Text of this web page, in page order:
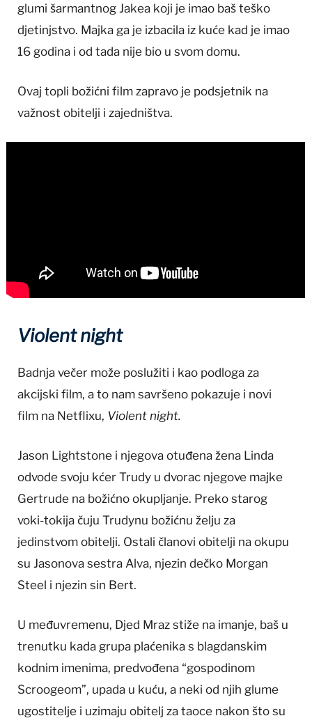
glumi šarmantnog Jakea koji je imao baš teško
djetinjstvo. Majka ga je izbacila iz kuće kad je imao
16 godina i od tada nije bio u svom domu.
Ovaj topli božićni film zapravo je podsjetnik na
važnost obitelji i zajedništva.
Violent night
Badnja večer može poslužiti i kao podloga za
akcijski film, a to nam savršeno pokazuje i novi
film na Netflixu, Violent night.
Jason Lightstone i njegova otuđena žena Linda
odvode svoju kćer Trudy u dvorac njegove majke
Gertrude na božićno okupljanje. Preko starog
voki-tokija čuju Trudynu božićnu želju za
jedinstvom obitelji. Ostali članovi obitelji na okupu
su Jasonova sestra Alva, njezin dečko Morgan
Steel i njezin sin Bert.
U međuvremenu, Djed Mraz stiže na imanje, baš u
trenutku kada grupa plaćenika s blagdanskim
kodnim imenima, predvođena “gospodinom
Scroogeom”, upada u kuću, a neki od njih glume
ugostitelje i uzimaju obitelj za taoce nakon što su